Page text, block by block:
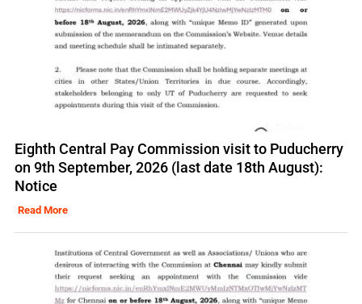
Eighth Central Pay Commission visit to Puducherry
on 9th September, 2026 (last date 18th August):
Notice
Read More